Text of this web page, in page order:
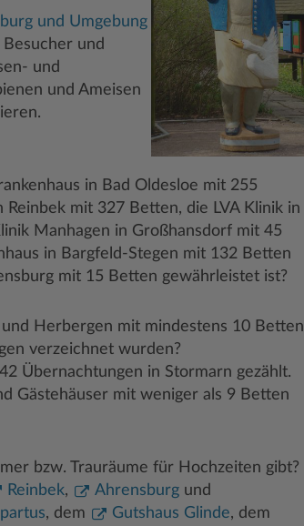
und Umgebung
und
und
und Ameisen
in Bad Oldesloe mit 255
mit 327 Betten, die LVA Klinik in
Manhagen in Großhansdorf mit 45
in Bargfeld-Stegen mit 132 Betten
mit 15 Betten gewährleistet ist?
Herbergen mit mindestens 10 Betten
verzeichnet wurden?
Übernachtungen in Stormarn gezählt.
Gästehäuser mit weniger als 9 Betten
bzw. Trauräume für Hochzeiten gibt?
Reinbek, Ahrensburg und
, dem Gutshaus Glinde, dem